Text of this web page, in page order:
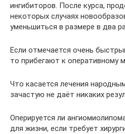
ингибиторов. После курса,
некоторых случаях
уменьшиться в размере в два
Если отмечается очень
то прибегают к оперативному
Что касается лечения
зачастую не даёт никаких
Оперируется ли
для жизни, если требует